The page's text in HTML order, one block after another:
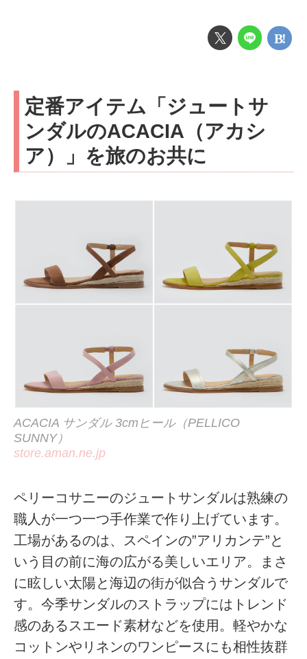
定番アイテム「ジュートサ
ンダルのACACIA（アカシ
ア）」を旅のお共に
ACACIA サンダル 3cmヒール（PELLICO
SUNNY）
store.aman.ne.jp
ペリーコサニーのジュートサンダルは熟練の
職人が一つ一つ手作業で作り上げています。
工場があるのは、スペインの”アリカンテ”と
いう目の前に海の広がる美しいエリア。まさ
に眩しい太陽と海辺の街が似合うサンダルで
す。今季サンダルのストラップにはトレンド
感のあるスエード素材などを使用。軽やかな
コットンやリネンのワンピースにも相性抜群